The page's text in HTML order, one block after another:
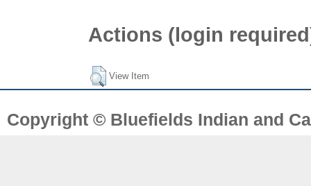
Actions (login
View Item
Copyright © Bluefields Indian and